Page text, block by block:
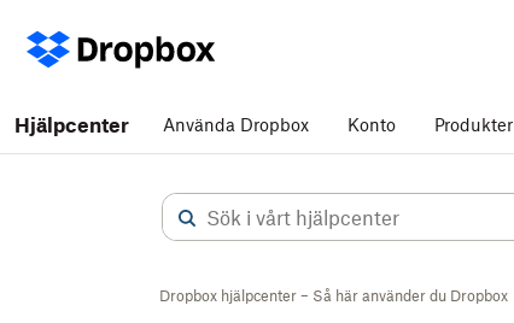
Hjälpcenter Använda Dropbox Konto Produkter
Dropbox hjälpcenter – Så här använder du Dropbox